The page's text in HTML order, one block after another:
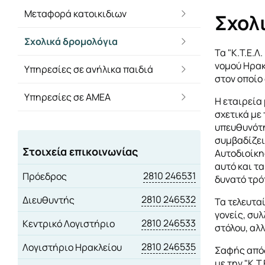
Μεταφορά κατοικιδιων
Σχολικά δρομολόγια
Υπηρεσίες σε ανήλικα παιδιά
Υπηρεσίες σε ΑΜΕΑ
Στοιχεία επικοινωνίας
Πρόεδρος
2810 246531
Διευθυντής
2810 246532
Κεντρικό Λογιστήριο
2810 246533
Λογιστήριο Ηρακλείου
2810 246535
Τα
νομού
στον
Η
σχετικά
αυτό και
δυνατό
Τα
γονείς,
στόλου,
Σαφής